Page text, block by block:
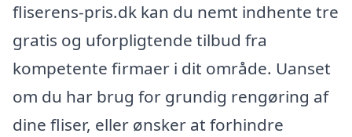
fliserens-pris.dk kan du nemt indhente tre
gratis og uforpligtende tilbud fra
kompetente firmaer i dit område. Uanset
om du har brug for grundig rengøring af
dine fliser, eller ønsker at forhindre